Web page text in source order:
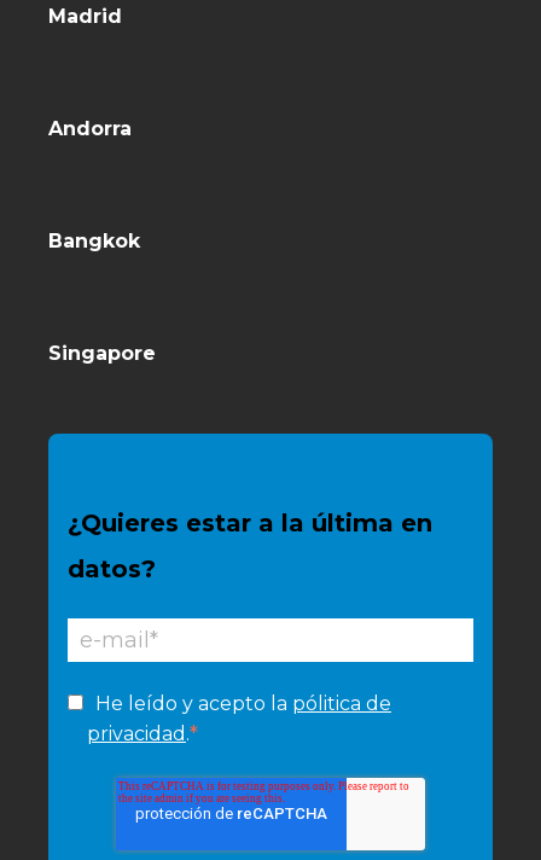
Madrid
Andorra
Bangkok
Singapore
¿Quieres estar a la última en
datos?
He leído y acepto la pólitica de
privacidad .*